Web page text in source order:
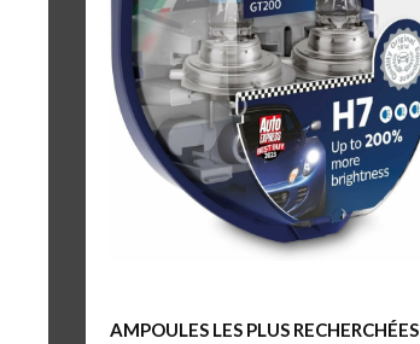
AMPOULES LES PLUS RECHERCHÉES